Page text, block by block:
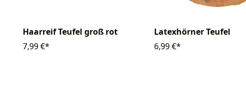
Haarreif Teufel groß rot
7,99 €*
Latexhörner Teufel
6,99 €*